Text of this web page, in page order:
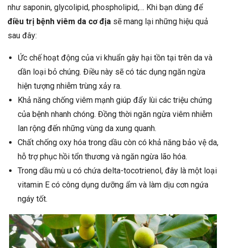
như saponin, glycolipid, phospholipid,… Khi bạn dùng để
điều trị bệnh viêm da cơ địa sẽ mang lại những hiệu quả
sau đây:
Ức chế hoạt động của vi khuẩn gây hại tồn tại trên da và
dần loại bỏ chúng. Điều này sẽ có tác dụng ngăn ngừa
hiện tượng nhiễm trùng xảy ra.
Khả năng chống viêm mạnh giúp đẩy lùi các triệu chứng
của bệnh nhanh chóng. Đồng thời ngăn ngừa viêm nhiễm
lan rộng đến những vùng da xung quanh.
Chất chống oxy hóa trong dầu còn có khả năng bảo vệ da,
hỗ trợ phục hồi tổn thương và ngăn ngừa lão hóa.
Trong dầu mù u có chứa delta-tocotrienol, đây là một loại
vitamin E có công dụng dưỡng ẩm và làm dịu cơn ngứa
ngáy tốt.